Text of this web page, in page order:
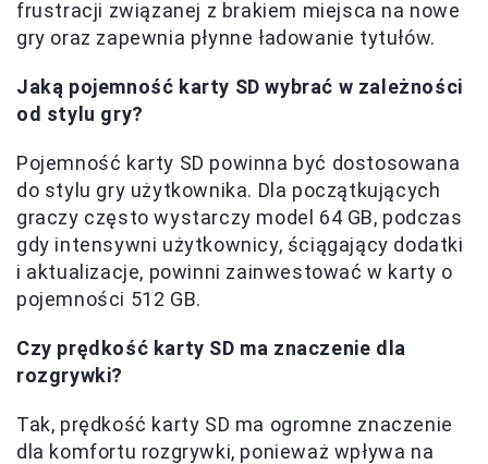
frustracji związanej z brakiem miejsca na nowe
gry oraz zapewnia płynne ładowanie tytułów.
Jaką pojemność karty SD wybrać w zależności
od stylu gry?
Pojemność karty SD powinna być dostosowana
do stylu gry użytkownika. Dla początkujących
graczy często wystarczy model 64 GB, podczas
gdy intensywni użytkownicy, ściągający dodatki
i aktualizacje, powinni zainwestować w karty o
pojemności 512 GB.
Czy prędkość karty SD ma znaczenie dla
rozgrywki?
Tak, prędkość karty SD ma ogromne znaczenie
dla komfortu rozgrywki, ponieważ wpływa na